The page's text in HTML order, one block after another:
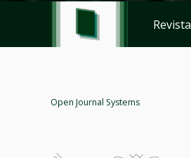
Revista
Open Journal Systems